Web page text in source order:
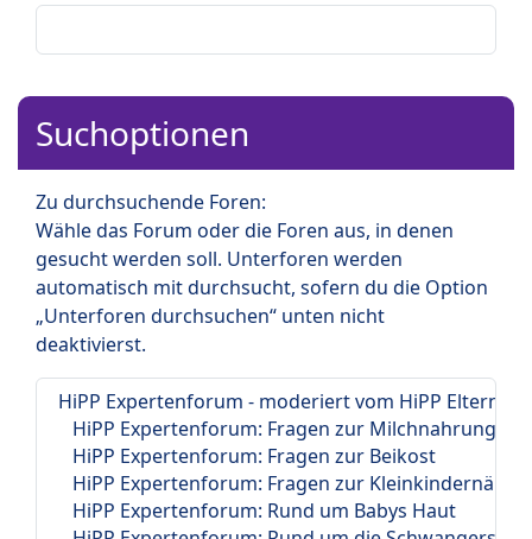
Suchoptionen
Zu durchsuchende Foren:
Wähle das Forum oder die Foren aus, in denen
gesucht werden soll. Unterforen werden
automatisch mit durchsucht, sofern du die Option
„Unterforen durchsuchen“ unten nicht
deaktivierst.